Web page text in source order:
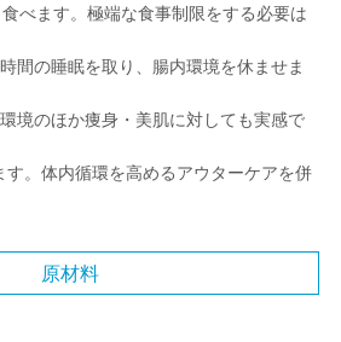
べます。極端な食事制限をする必要は
間の睡眠を取り、腸内環境を休ませま
境のほか痩身・美肌に対しても実感で
。体内循環を高めるアウターケアを併
原材料